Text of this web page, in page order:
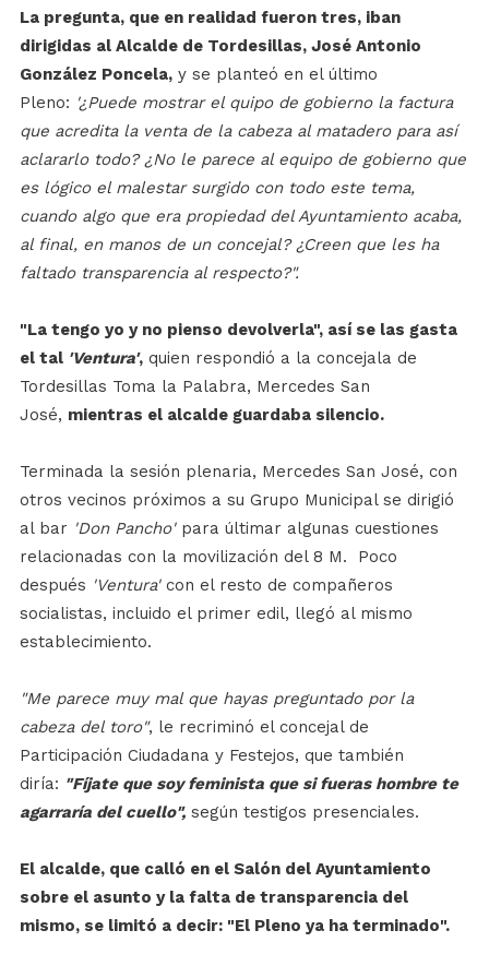
La pregunta, que en realidad fueron tres, iban
dirigidas al Alcalde de Tordesillas, José Antonio
González Poncela,y se planteó en el último
Pleno: '¿Puede mostrar el quipo de gobierno la factura
que acredita la venta de la cabeza al matadero para así
aclararlo todo? ¿No le parece al equipo de gobierno que
es lógico el malestar surgido con todo este tema,
cuando algo que era propiedad del Ayuntamiento acaba,
al final, en manos de un concejal? ¿Creen que les ha
faltado transparencia al respecto?".
"La tengo yo y no pienso devolverla", así se las gasta
el tal 'Ventura',quien respondió a la concejala de
Tordesillas Toma la Palabra, Mercedes San
José, mientras el alcalde guardaba silencio.
Terminada la sesión plenaria, Mercedes San José, con
otros vecinos próximos a su Grupo Municipal se dirigió
al bar 'Don Pancho' para últimar algunas cuestiones
relacionadas con la movilización del 8 M.
Poco
después 'Ventura' con el resto de compañeros
socialistas, incluido el primer edil, llegó al mismo
establecimiento.
"Me parece muy mal que hayas preguntado por la
cabeza del toro", le recriminó el concejal de
Participación Ciudadana y Festejos, que también
diría: "Fíjate que soy feminista que si fueras hombre te
agarraría del cuello", según testigos presenciales.
El alcalde, que calló en el Salón del Ayuntamiento
sobre el asunto y la falta de transparencia del
mismo, se limitó a decir: "El Pleno ya ha terminado".